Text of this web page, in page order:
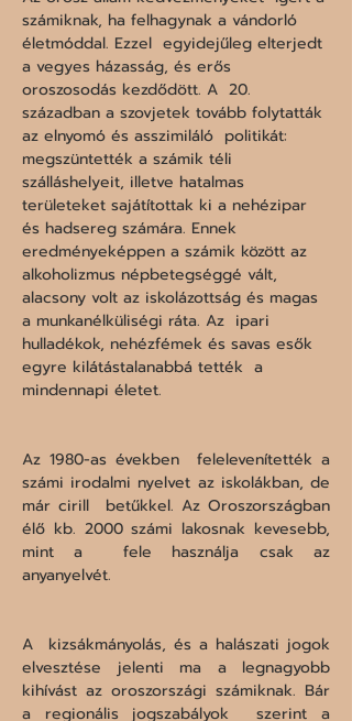
számiknak, ha felhagynak a vándorló
életmóddal. Ezzel  egyidejűleg elterjedt
a vegyes házasság, és erős
oroszosodás kezdődött. A  20.
században a szovjetek tovább folytatták
az elnyomó és asszimiláló  politikát:
megszüntették a számik téli
szálláshelyeit, illetve hatalmas
területeket sajátítottak ki a nehézipar
és hadsereg számára. Ennek
eredményeképpen a számik között az
alkoholizmus népbetegséggé vált,
alacsony volt az iskolázottság és magas
a munkanélküliségi ráta. Az  ipari
hulladékok, nehézfémek és savas esők
egyre kilátástalanabbá tették  a
mindennapi életet.
Az 1980-as években  felelevenítették a
számi irodalmi nyelvet az iskolákban, de
már cirill  betűkkel. Az Oroszországban
élő kb. 2000 számi lakosnak kevesebb,
mint a  fele használja csak az
anyanyelvét.
A  kizsákmányolás, és a halászati jogok
elvesztése jelenti ma a legnagyobb
kihívást az oroszországi számiknak. Bár
a regionális jogszabályok  szerint a